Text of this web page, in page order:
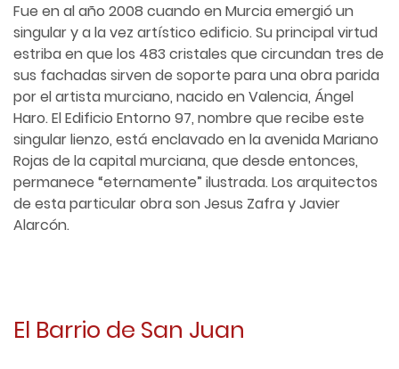
Fue en al año 2008 cuando en Murcia emergió un
singular y a la vez artístico edificio. Su principal virtud
estriba en que los 483 cristales que circundan tres de
sus fachadas sirven de soporte para una obra parida
por el artista murciano, nacido en Valencia, Ángel
Haro. El Edificio Entorno 97, nombre que recibe este
singular lienzo, está enclavado en la avenida Mariano
Rojas de la capital murciana, que desde entonces,
permanece “eternamente” ilustrada. Los arquitectos
de esta particular obra son Jesus Zafra y Javier
Alarcón.
El Barrio de San Juan